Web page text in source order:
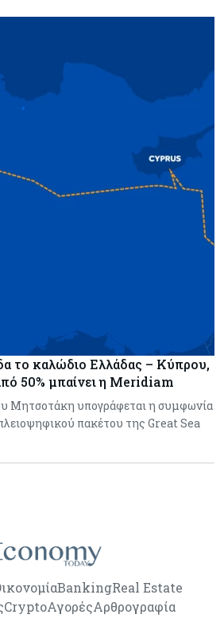
το καλώδιο Ελλάδας – Κύπρου,
50% μπαίνει η Meridiam
Μητσοτάκη υπογράφεται η συμφωνία
πακέτου της Great Sea
BankingReal Estate
CryptoΑγορέςΑρθρογραφία